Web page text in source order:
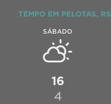
TEMPO EM PELOTAS, RS
SÁBADO
16
4